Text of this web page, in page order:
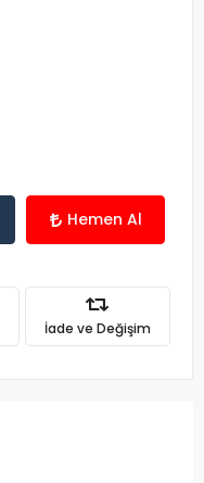
Hemen Al
İade ve Değişim